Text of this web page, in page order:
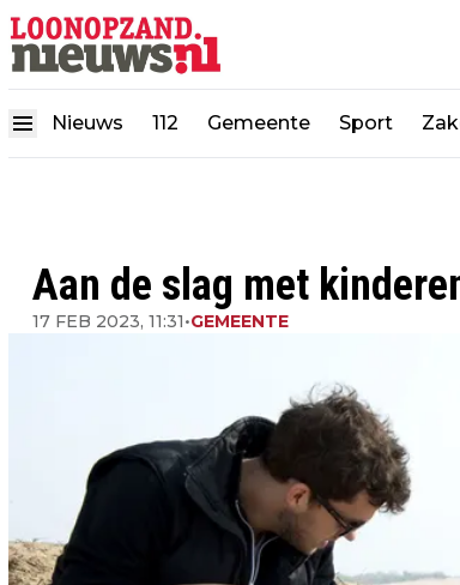
Nieuws 112 Gemeente Sport
Aan de slag met
17 FEB 2023, 11:31•GEMEENTE